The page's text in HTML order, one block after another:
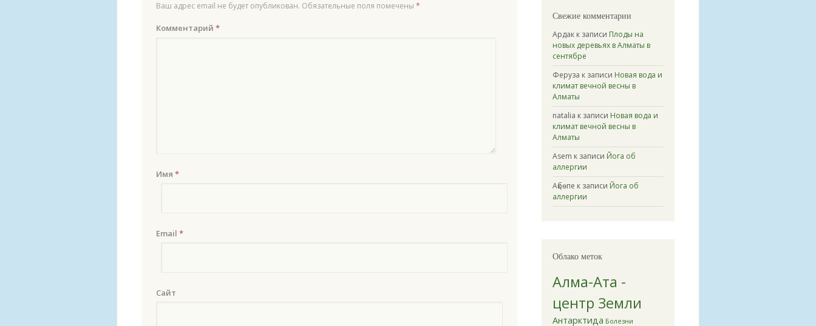
Ваш адрес email не будет опубликован. Обязательные поля помечены *
Комментарий *
Имя *
Email *
Сайт
Свежие комментарии
Ардакк записи Плоды на
новых деревьях в Алматы в
сентябре
Феруза к записи Новая вода и
климат вечной весны в
Алматы
natalia к записи Новая вода и
климат вечной весны в
Алматы
Asem к записи Йога об
аллергии
Ақбөпе к записи Йога об
аллергии
Облако меток
Алма-Ата -
центр Земли
Антарктида Болезни